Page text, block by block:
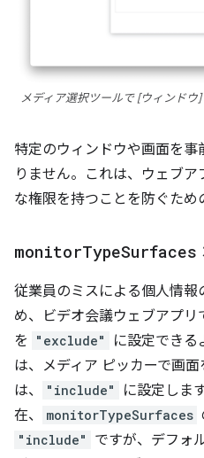
メディア選択ツールで [ウィンドウ
特定のウィンドウや画面を
りません。これは、ウェブ
な権限を持つことを防ぐため
monitorTypeSurfaces
従業員のミスによる個人情
め、ビデオ会議ウェブアプリ
を "exclude"
に設定でき
は、メディア ピッカーで画
は、
"include"
に設定しま
在、
monitorTypeSurfaces
"include"
ですが、デフォ